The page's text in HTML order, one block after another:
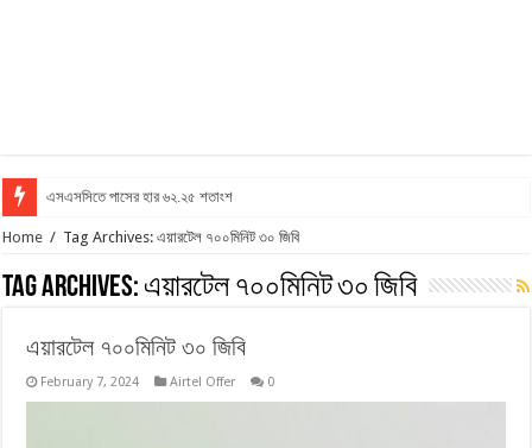
এসএসসিতে পাসের হার ৬২.২৫ শতাংশ
Home / Tag Archives: এয়ারটেল ৭০০মিনিট ৩০ জিবি
Tag Archives: এয়ারটেল ৭০০মিনিট ৩০ জিবি
এয়ারটেল ৭০০মিনিট ৩০ জিবি
February 7, 2024 Airtel Offer 0